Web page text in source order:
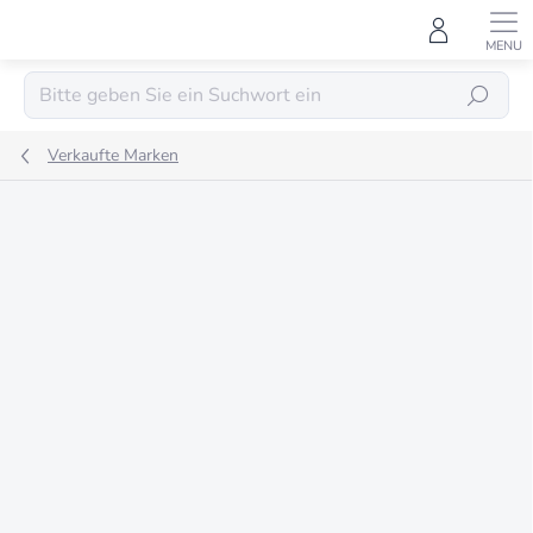
SUCHEN
Verkaufte Marken